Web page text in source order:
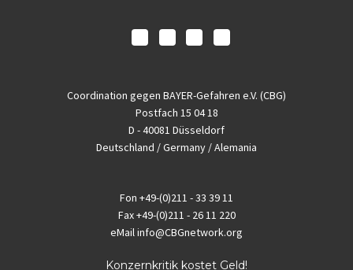
Coordination gegen BAYER-Gefahren e.V. (CBG)
Postfach 15 04 18
D - 40081 Düsseldorf
Deutschland / Germany / Alemania
Fon +49-(0)211 - 33 39 11
Fax+49-(0)211 - 26 11 220
eMailinfo@CBGnetwork.org
Konzernkritik kostet Geld!